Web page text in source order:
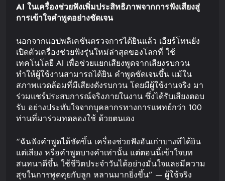
AI ในเครื่องช่วยฟังเพิ่มประสิทธิภาพจากการฟังเสียงสู่
การเข้าใจคำพูดอย่างชัดเจน
นอกจากแอปพลิเคชันตรวจการได้ยินแล้ว เอียร์โทนยัง
เปิดตัวเครื่องช่วยฟังรุ่นใหม่ล่าสุดของโลกที่ ใช้
เทคโนโลยี AI เพื่อช่วยแยกเสียงพูดจากเสียงรบกวน
ทำให้ผู้ใช้งานสามารถได้ยิน คำพูดชัดเจนขึ้น แม้ใน
สภาพแวดล้อมที่มีเสียงดังรบกวน โดยมีผู้ใช้งานจริง มา
ร่วมแชร์ประสบการณ์จริงภายในงาน ซึ่งได้รับเสียงตอบ
รับ อย่างประทับใจจากบุคลากรทางการแพทย์กว่า 100
ท่านที่มาร่วมทดลองใช้ ด้วยตนเอง
“ฉันฟังคำพูดได้ชัดขึ้น เครื่องช่วยฟังอันเก่าบางทีได้ยิน
แต่เสียง หรือคำพูดบางคำเท่านั้น แต่ตอนนี้เข้าใจบท
สนทนาดีขึ้น ใช้ชีวิตประจำวันได้อย่างมั่นใจและมีความ
สุขในการพูดคุยกับลูก หลานมากยิ่งขึ้น” — ผู้ใช้จริง